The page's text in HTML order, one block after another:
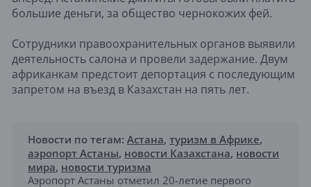
большие деньги, за общество чернокожих фей.
Сотрудники правоохранительных органов выявили
деятельность салона и провели задержание. Двум
африканкам предстоит депортация с последующим
запретом на въезд в Казахстан на пять лет.
Новости по тегам: Астана, туризм в Африке,
аэропорт Астаны, новости Казахстана, новости
мира, новости туризма
Аэропорт Астаны отметил 20-летие первого